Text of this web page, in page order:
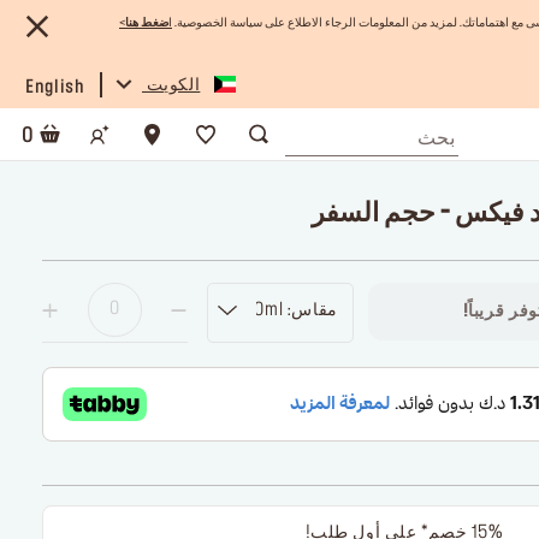
اهتماماتك. لمزيد من المعلومات الرجاء الاطلاع على سياسة الخصوصية. ضغط هنا >
الكويت English
0
فيكس - حجم السفر
مقاس: 30ml قريباً!
15% خصم* على أول طلب!